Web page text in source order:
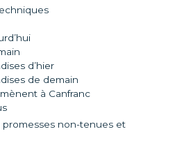
d’hier
de demain
à Canfranc
promesses non-tenues et